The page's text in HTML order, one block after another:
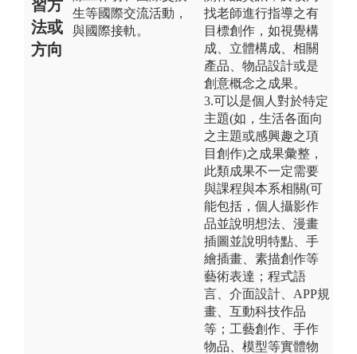
習方
法或
方向
生等國際交流活動，
與國際接軌。
找老師進行指導之有
目標創作，如視覺構
成、立體構成、相關
產品、物品設計或是
創意概念之成果。
3.可以是個人對於特定
主題(如，生活各面向
之主題或感興趣之項
目創作)之成果彙整，
此類成果不一定需要
與課程與本系相關(可
能包括，個人攝影作
品並說明想法、漫畫
插圖並說明特點、手
繪插畫、素描創作等
藝術表達；程式語
言、介面設計、APP規
畫、互動科技作品
等；工藝創作、手作
物品、模型等實體物